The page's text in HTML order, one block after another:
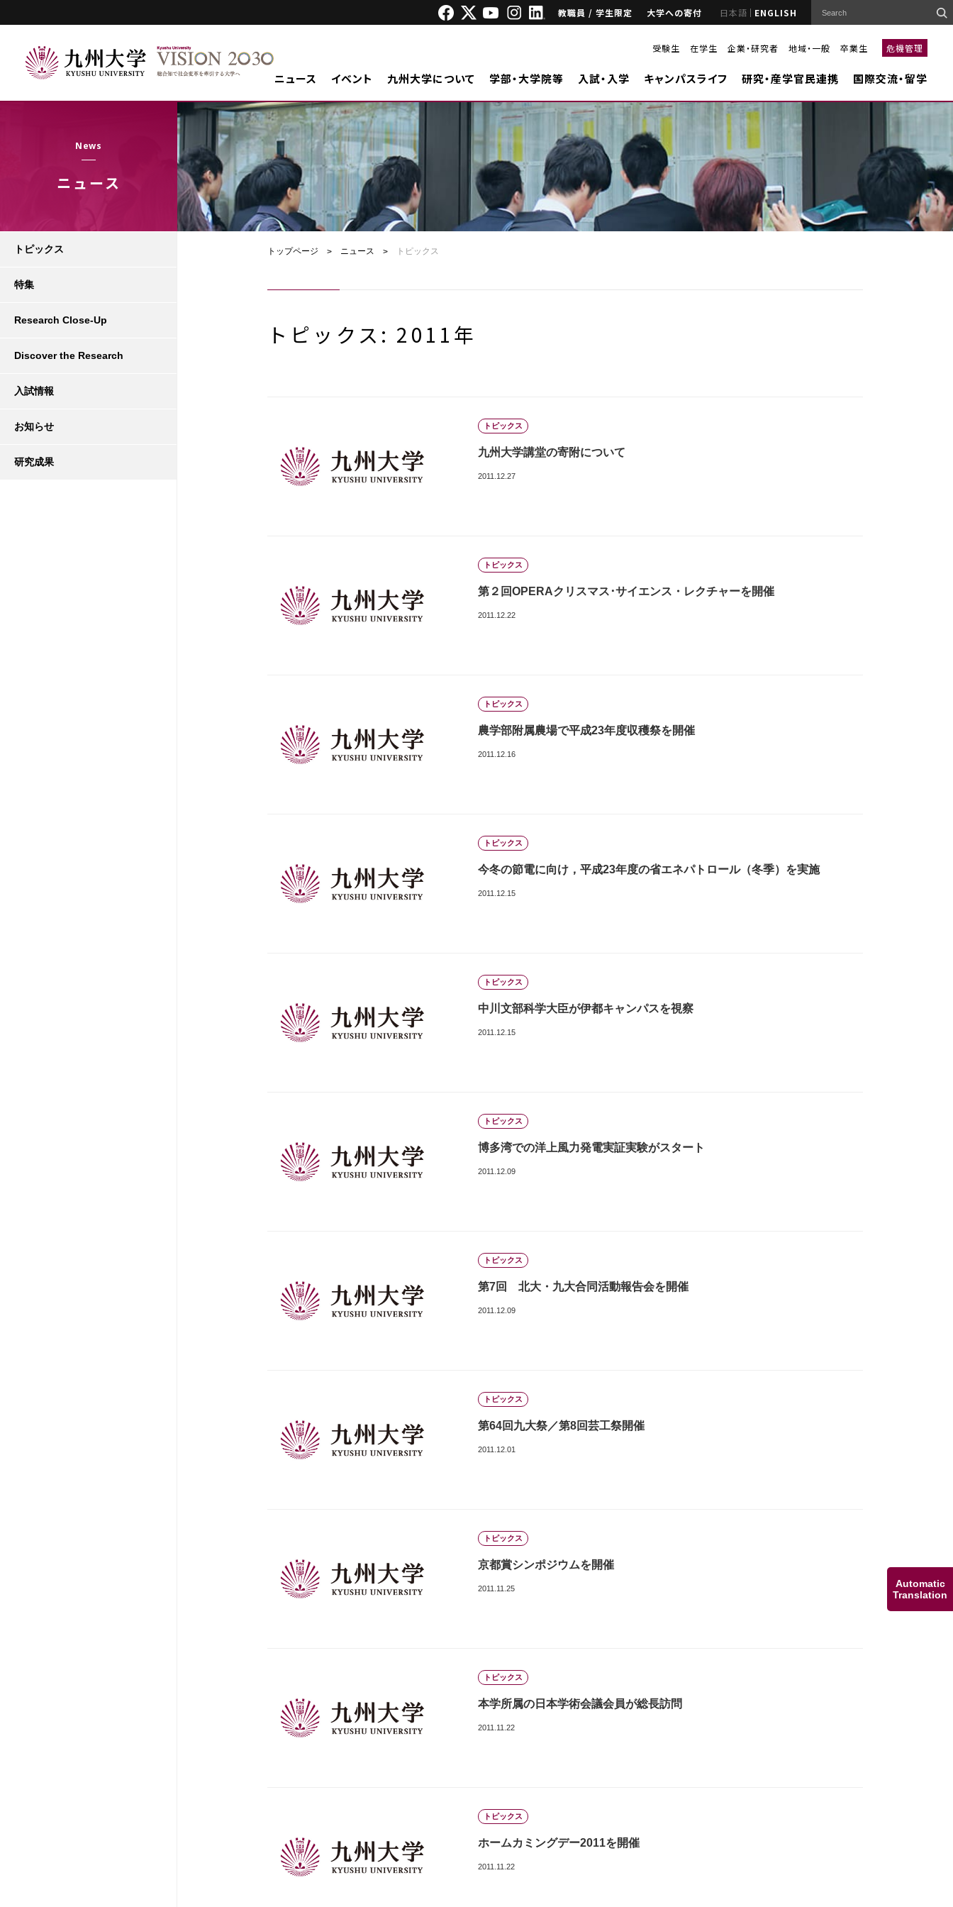
Automatic
Translation
教職員 / 学生限定 大学への寄付 日本語 ENGLISH
受験生 在学生 企業・研究者 地域・一般 卒業生 危機管理
ニュース イベント 九州大学について 学部・大学院等 入試・入学 キャンパスライフ 研究・産学官民連携 国際交流・留学
News
ニュース
トップページ ニュース トピックス
トピックス: 2011年
トピックス
九州大学講堂の寄附について
2011.12.27
トピックス
第２回OPERAクリスマス･サイエンス・レクチャーを開催
2011.12.22
トピックス
農学部附属農場で平成23年度収穫祭を開催
2011.12.16
トピックス
今冬の節電に向け，平成23年度の省エネパトロール（冬季）を実施
2011.12.15
トピックス
中川文部科学大臣が伊都キャンパスを視察
2011.12.15
トピックス
博多湾での洋上風力発電実証実験がスタート
2011.12.09
トピックス
第7回 北大・九大合同活動報告会を開催
2011.12.09
トピックス
第64回九大祭／第8回芸工祭開催
2011.12.01
トピックス
京都賞シンポジウムを開催
2011.11.25
トピックス
本学所属の日本学術会議会員が総長訪問
2011.11.22
トピックス
ホームカミングデー2011を開催
2011.11.22
トピックス
特集
Research Close-Up
Discover the Research
入試情報
お知らせ
研究成果